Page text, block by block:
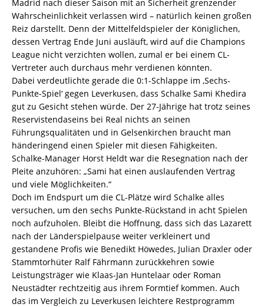
Madrid nach dieser Saison mit an Sicherheit grenzender
Wahrscheinlichkeit verlassen wird – natürlich keinen großen
Reiz darstellt. Denn der Mittelfeldspieler der Königlichen,
dessen Vertrag Ende Juni ausläuft, wird auf die Champions
League nicht verzichten wollen, zumal er bei einem CL-
Vertreter auch durchaus mehr verdienen könnten.
Dabei verdeutlichte gerade die 0:1-Schlappe im ‚Sechs-
Punkte-Spiel‘ gegen Leverkusen, dass Schalke Sami Khedira
gut zu Gesicht stehen würde. Der 27-Jährige hat trotz seines
Reservistendaseins bei Real nichts an seinen
Führungsqualitäten und in Gelsenkirchen braucht man
händeringend einen Spieler mit diesen Fähigkeiten.
Schalke-Manager Horst Heldt war die Resegnation nach der
Pleite anzuhören: „Sami hat einen auslaufenden Vertrag
und viele Möglichkeiten.“
Doch im Endspurt um die CL-Plätze wird Schalke alles
versuchen, um den sechs Punkte-Rückstand in acht Spielen
noch aufzuholen. Bleibt die Hoffnung, dass sich das Lazarett
nach der Länderspielpause weiter verkleinert und
gestandene Profis wie Benedikt Höwedes, Julian Draxler oder
Stammtorhüter Ralf Fährmann zurückkehren sowie
Leistungsträger wie Klaas-Jan Huntelaar oder Roman
Neustädter rechtzeitig aus ihrem Formtief kommen. Auch
das im Vergleich zu Leverkusen leichtere Restprogramm